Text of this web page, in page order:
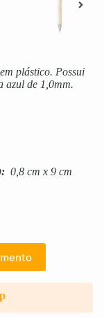
plástico. Possui
azul de 1,0mm.
0,8 cm x 9 cm